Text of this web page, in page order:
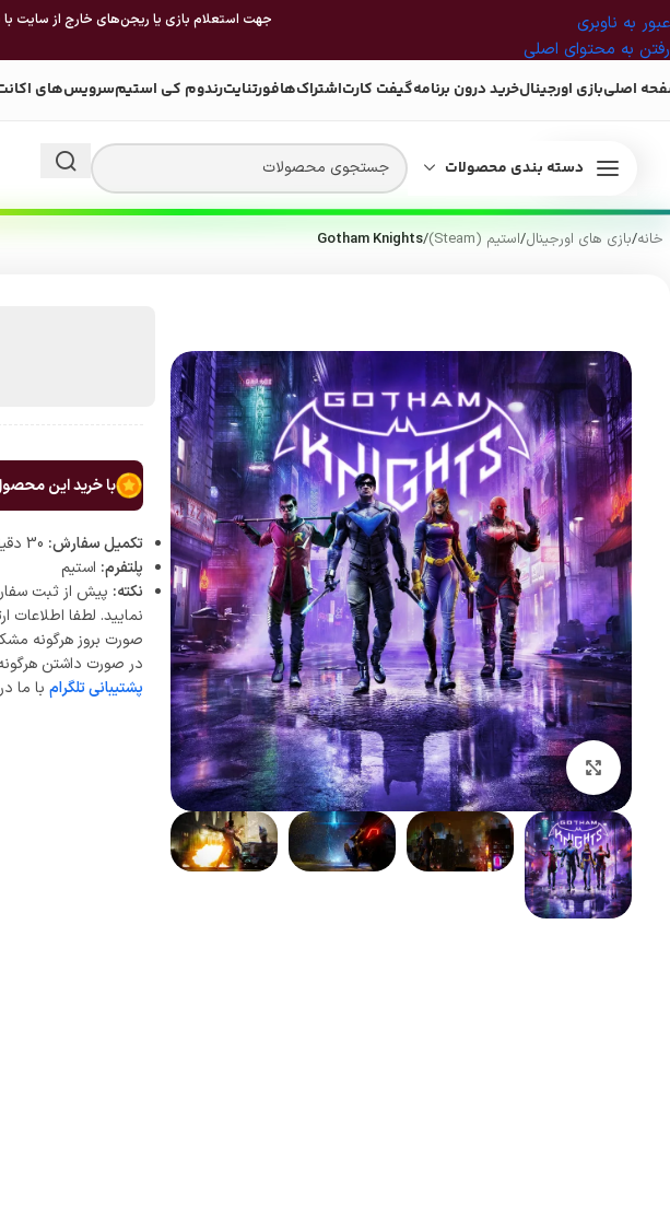
عبور به ناوبری
رفتن به محتوای اصلی
جهت استعلام بازی یا ریجن‌های خارج از سایت با
اصلیبازی اورجینالخرید درون برنامهگیفت کارتاشتراک‌هافورتنایترندوم کی استیمسرویس‌های
دسته بندی محصولات
خانه/بازی های اورجینال/استیم (Steam) /
Gotham Knights
بزرگنمایی تصویر
با خرید این
تکمیل سفارش:
پلتفرم: استیم
نکته: پیش از ثبت
نمایید. لطفا اطلاعات
صورت بروز هرگونه
در صورت داشتن
پشتیبانی تلگرامبا ما